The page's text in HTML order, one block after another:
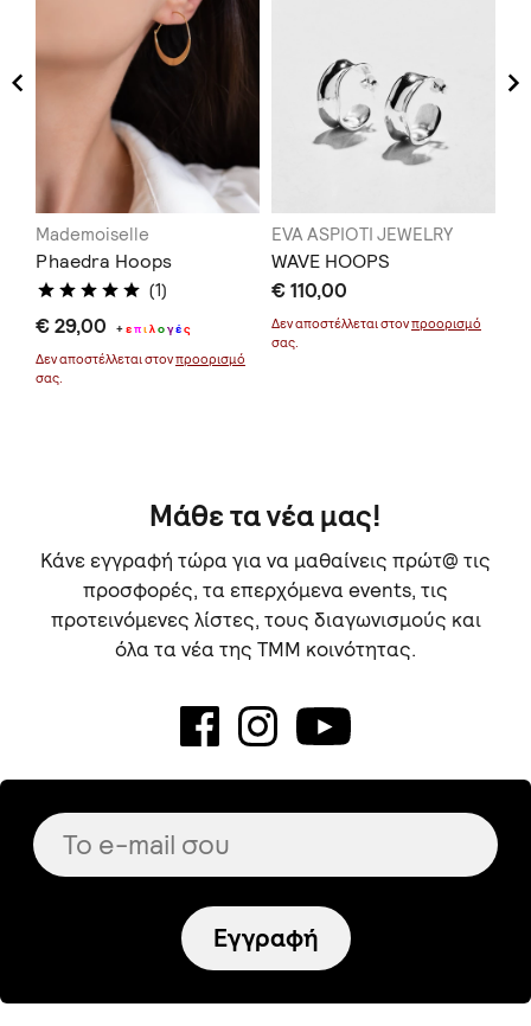
Mademoiselle
Phaedra Hoops
(1)
€ 29,00 +επιλογές
Δεν αποστέλλεται στονπροορισμό
σας.
EVA ASPIOTI JEWELRY
WAVE HOOPS
€ 110,00
Δεν αποστέλλεται στονπροορισμό
σας.
Μάθε τα νέα μας!
Κάνε εγγραφή τώρα για να μαθαίνεις πρώτ@ τις
προσφορές, τα επερχόμενα events, τις
προτεινόμενες λίστες, τους διαγωνισμούς και
όλα τα νέα της TMM κοινότητας.
Εγγραφή